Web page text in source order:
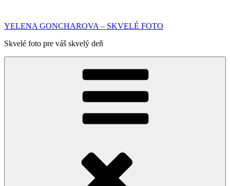
obsah
YELENA GONCHAROVA – SKVELÉ FOTO
Skvelé foto pre váš skvelý deň